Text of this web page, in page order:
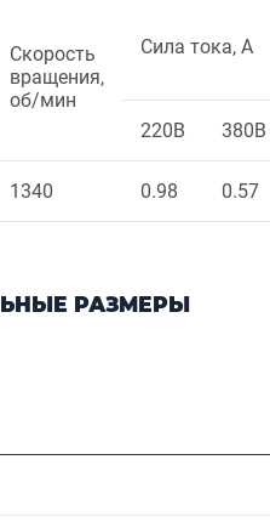
Скорость
вращения,
об/мин
Сила тока, А
220В 380В
1340 0.98 0.57
РАЗМЕРЫ